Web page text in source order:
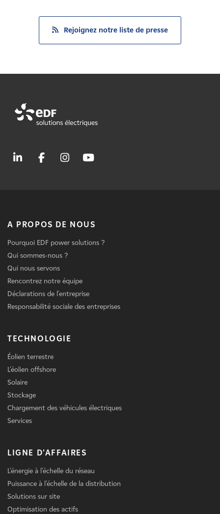
Rejoignez notre liste de presse
A PROPOS DE NOUS
Pourquoi EDF power solutions ?
Qui sommes-nous ?
Qui nous servons
Rencontrez notre équipe
Déclarations de l'entreprise
Responsabilité sociale des entreprises
TECHNOLOGIE
Éolien terrestre
L'éolien offshore
Solaire
Stockage
Chargement des véhicules électriques
Services
LIGNE D'AFFAIRES
L'énergie à l'échelle du réseau
Puissance à l'échelle de la distribution
Solutions sur site
Optimisation des actifs